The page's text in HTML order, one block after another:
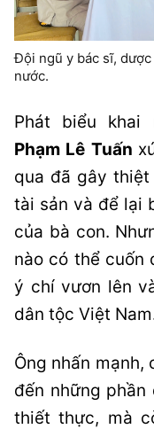
Đội ngũ y bác sĩ,
nước.
Phát biểu khai
Phạm Lê Tuấn
qua đã gây thiệt
tài sản và để lại
của bà con.
nào có thể cuốn
ý chí vươn lên
dân tộc Việt
Ông nhấn
đến những
thiết thực, mà